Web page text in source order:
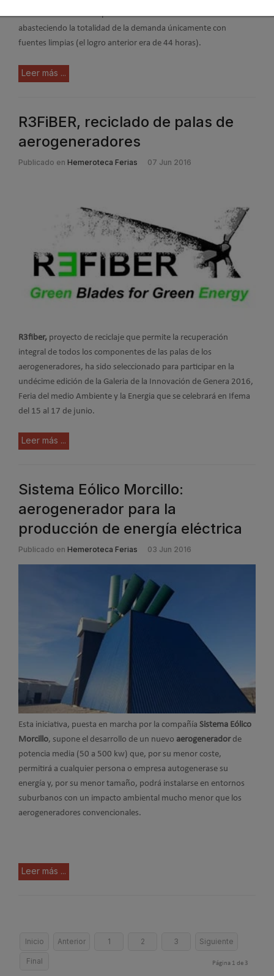
eléctricade El Hierro al permanecer más de 55 horas continuadas
abasteciendo la totalidad de la demanda únicamente con
fuentes limpias (el logro anterior era de 44 horas).
Leer más ...
R3FiBER, reciclado de palas de
aerogeneradores
Publicado en Hemeroteca Ferias 07 Jun 2016
R3fiber, proyecto de reciclaje que permite la recuperación
integral de todos los componentes de las palas de los
aerogeneradores, ha sido seleccionado para participar en la
undécime edición de la Galeria de la Innovación de Genera 2016,
Feria del medio Ambiente y la Energia que se celebrará en Ifema
del 15 al 17 de junio.
Leer más ...
Sistema Eólico Morcillo:
aerogenerador para la
producción de energía eléctrica
Publicado en Hemeroteca Ferias 03 Jun 2016
Esta iniciativa, puesta en marcha por la compañía Sistema Eólico
Morcillo, supone el desarrollo de un nuevo aerogeneradorde
potencia media (50 a 500 kw) que, por su menor coste,
permitirá a cualquier persona o empresa autogenerase su
energía y, por su menor tamaño, podrá instalarse en entornos
suburbanos con un impacto ambiental mucho menor que los
aerogeneradores convencionales.
Leer más ...
Inicio Anterior 1 2 3 Siguiente
Final Página 1 de 3